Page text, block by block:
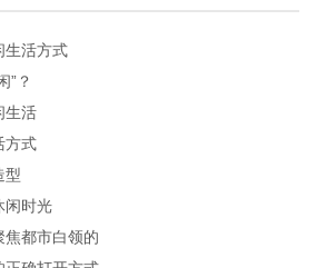
生活方式
”？
生活
方式
型
闲时光
焦都市白领的